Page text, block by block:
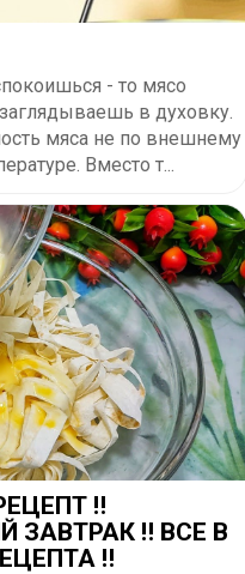
- то мясо
в духовку.
мяса не по внешнему
Вместо т...
‼️
ЗАВТРАК ‼️ ВСЕ В
‼️